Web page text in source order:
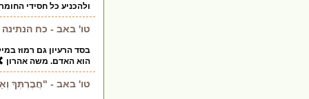
ולהכניע כל חסידי
טו' באב - כח הנתינה
בסד הרעיון גם רמוז
הוא האדם. משה אהרון
טו' באב - "חֲבֶרְתְּךָ